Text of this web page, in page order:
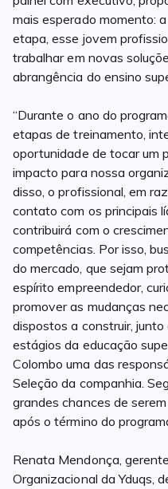
mais esperado momento:
etapa, esse jovem
trabalhar em novas
abrangência do ensino
“Durante o ano do
etapas de treinamento,
oportunidade de tocar um
impacto para nossa
disso, o profissional, em
contato com os principais
contribuirá com o
competências. Por isso,
do mercado, que sejam
espírito empreendedor,
promover as mudanças
dispostos a construir,
estágios da educação
Colombo uma das
Seleção da companhia.
grandes chances de
após o término do
Renata Mendonça,
Organizacional da Yduqs,